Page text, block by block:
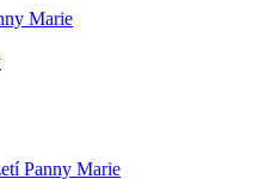
Marie
Panny Marie